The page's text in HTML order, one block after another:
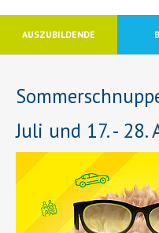
AUSZUBILDENDE
Juli und 17. - 28.